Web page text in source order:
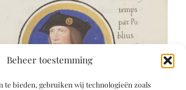
Beheer toestemming
te bieden, gebruiken wij technologieën zoals